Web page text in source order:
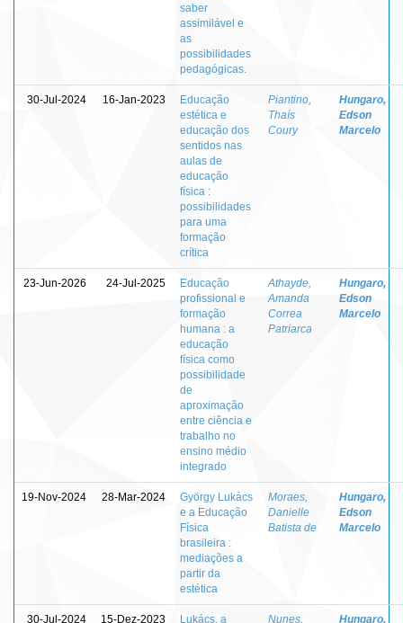
saber
assimilável e
as
possibilidades
pedagógicas.
30-Jul-2024 16-Jan-2023
Educação
estética e
educação dos
sentidos nas
aulas de
educação
física :
possibilidades
para uma
formação
crítica
Piantino,
Thaís
Coury
Hungaro,
Edson
Marcelo
23-Jun-2026 24-Jul-2025
Educação
profissional e
formação
humana : a
educação
física como
possibilidade
de
aproximação
entre ciência e
trabalho no
ensino médio
integrado
Athayde,
Amanda
Correa
Patriarca
Hungaro,
Edson
Marcelo
19-Nov-2024 28-Mar-2024
György Lukács
e a Educação
Física
brasileira :
mediações a
partir da
estética
Moraes,
Danielle
Batista de
Hungaro,
Edson
Marcelo
30-Jul-2024 15-Dez-2023
Lukács, a
Nunes,
Hungaro,